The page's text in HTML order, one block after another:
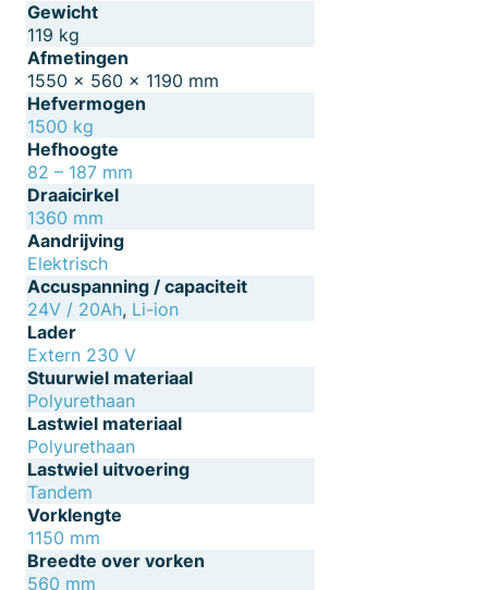
Gewicht
119 kg
Afmetingen
1550 × 560 × 1190 mm
Hefvermogen
1500 kg
Hefhoogte
82 – 187 mm
Draaicirkel
1360 mm
Aandrijving
Elektrisch
Accuspanning / capaciteit
24V / 20Ah, Li-ion
Lader
Extern 230 V
Stuurwiel materiaal
Polyurethaan
Lastwiel materiaal
Polyurethaan
Lastwiel uitvoering
Tandem
Vorklengte
1150 mm
Breedte over vorken
560 mm